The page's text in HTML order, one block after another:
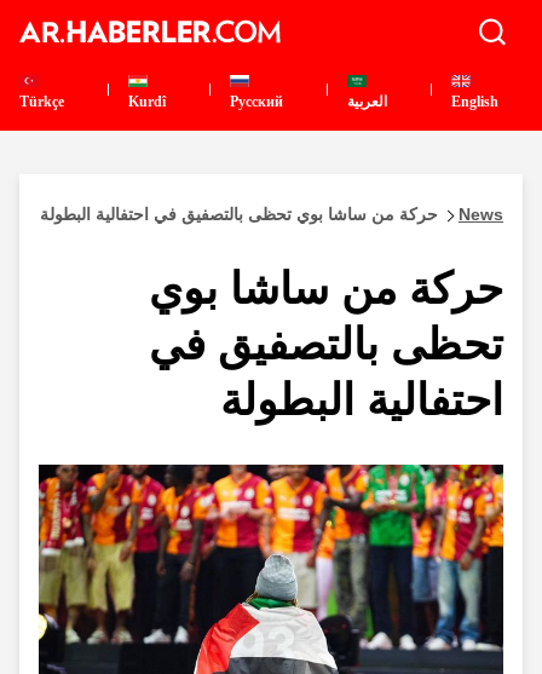
English العربية Pусский
Kurdî
Türkçe
News حركة من ساشا بوي تحظى بالتصفيق في احتفالية البطولة
حركة من ساشا بوي
تحظى بالتصفيق في
احتفالية البطولة